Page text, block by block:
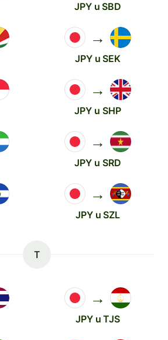
JPY u SBD
→
JPY u SEK
→
JPY u SHP
→
JPY u SRD
→
JPY u SZL
T
→
JPY u TJS